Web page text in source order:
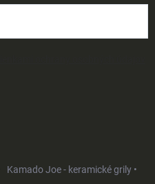
Kamado Joe - keramické grily •